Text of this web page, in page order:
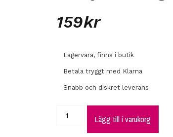
159kr
Lagervara, finns i butik
Betala tryggt med Klarna
Snabb och diskret leverans
Lägg till i varukorg